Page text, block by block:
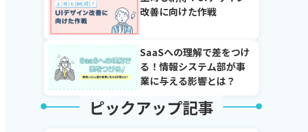
改善に向けた作戦
SaaSへの理解で差をつけ
る！情報システム部が事
業に与える影響とは？
ピックアップ記事